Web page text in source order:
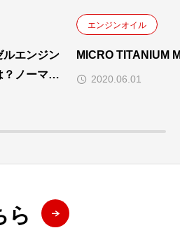
ルエンジン
？ノーマル
ーゼルの
エンジンオイル
MICRO TITANIUM
2020.06.01
ら